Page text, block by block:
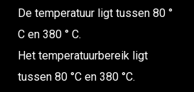
De temperatuur ligt tussen 80 °
C en 380 ° C.
Het temperatuurbereik ligt
tussen 80 °C en 380 °C.